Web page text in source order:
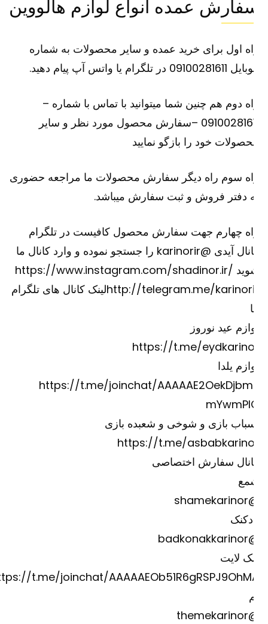
عمده انواع لوازم هالووین
اول برای خرید عمده و سایر محصولات به شماره
در تلگرام یا واتس آپ پیام دهید.
دوم هم چنین شما میتوانید با تماس با شماره –
09100281611 –سفارش محصول مورد نظر و سایر
خود را بازگو نمایید
سوم راه دیگر سفارش محصولات ما مراجعه حضوری
دفتر فروش و ثبت سفارش میباشد.
چهارم جهت سفارش محصول کافیست در تلگرام
کانال آیدی @karinorir را جستجو نموده و وارد کانال ما
https://www.instagram.com/shadinor.ir/
http://telegram.me/لینک کانال های تلگرام
عید نوروز
https://t.me/
یلدا
https://t.me/joinchat/
بازی و شوخی و شعبده بازی
https://t.me/
سفارش اختصاصی
لایت
https://t.me/joinchat/